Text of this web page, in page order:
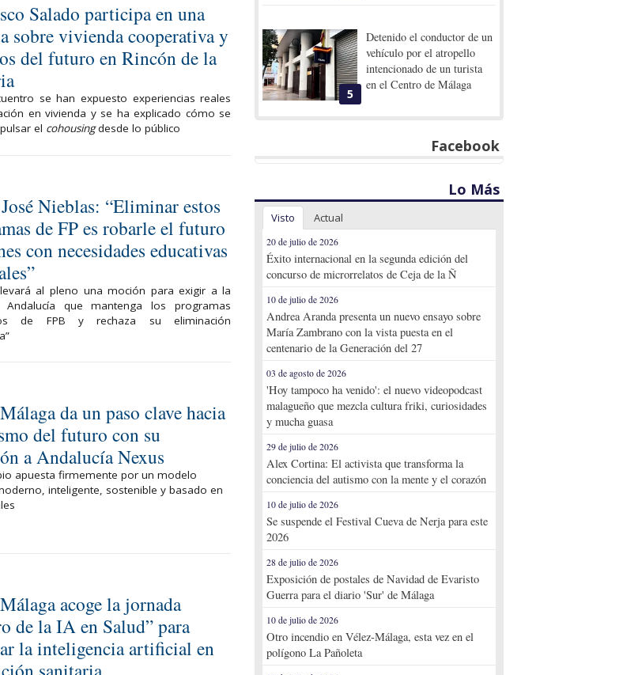
Salado participa en una
sobre vivienda cooperativa y
del futuro en Rincón de la
se han expuesto experiencias reales
en vivienda y se ha explicado cómo se
el cohousingdesde lo público
Nieblas: “Eliminar estos
de FP es robarle el futuro
con necesidades educativas
al pleno una moción para exigir a la
Andalucía que mantenga los programas
de FPB y rechaza su eliminación
da un paso clave hacia
del futuro con su
a Andalucía Nexus
apuesta firmemente por un modelo
inteligente, sostenible y basado en
acoge la jornada
de la IA en Salud” para
la inteligencia artificial en
5
Detenido el conductor de un
vehículo por el atropello
intencionado de un turista
en el Centro de Málaga
Facebook
Lo Más
Visto Actual
20 de julio de 2026
Éxito internacional en la segunda edición del
concurso de microrrelatos de Ceja de la Ñ
10 de julio de 2026
Andrea Aranda presenta un nuevo ensayo sobre
María Zambrano con la vista puesta en el
centenario de la Generación del 27
03 de agosto de 2026
'Hoy tampoco ha venido': el nuevo videopodcast
malagueño que mezcla cultura friki, curiosidades
y mucha guasa
29 de julio de 2026
Alex Cortina: El activista que transforma la
conciencia del autismo con la mente y el corazón
10 de julio de 2026
Se suspende el Festival Cueva de Nerja para este
2026
28 de julio de 2026
Exposición de postales de Navidad de Evaristo
Guerra para el diario 'Sur' de Málaga
10 de julio de 2026
Otro incendio en Vélez-Málaga, esta vez en el
polígono La Pañoleta